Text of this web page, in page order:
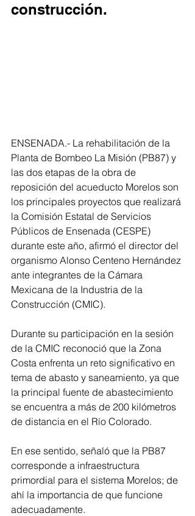
construcción.
ENSENADA.- La rehabilitación de la
Planta de Bombeo La Misión (PB87) y
las dos etapas de la obra de
reposición del acueducto Morelos son
los principales proyectos que realizará
la Comisión Estatal de Servicios
Públicos de Ensenada (CESPE)
durante este año, afirmó el director del
organismo Alonso Centeno Hernández
ante integrantes de la Cámara
Mexicana de la Industria de la
Construcción (CMIC).
Durante su participación en la sesión
de la CMIC reconoció que la Zona
Costa enfrenta un reto significativo en
tema de abasto y saneamiento, ya que
la principal fuente de abastecimiento
se encuentra a más de 200 kilómetros
de distancia en el Río Colorado.
En ese sentido, señaló que la PB87
corresponde a infraestructura
primordial para el sistema Morelos; de
ahí la importancia de que funcione
adecuadamente.